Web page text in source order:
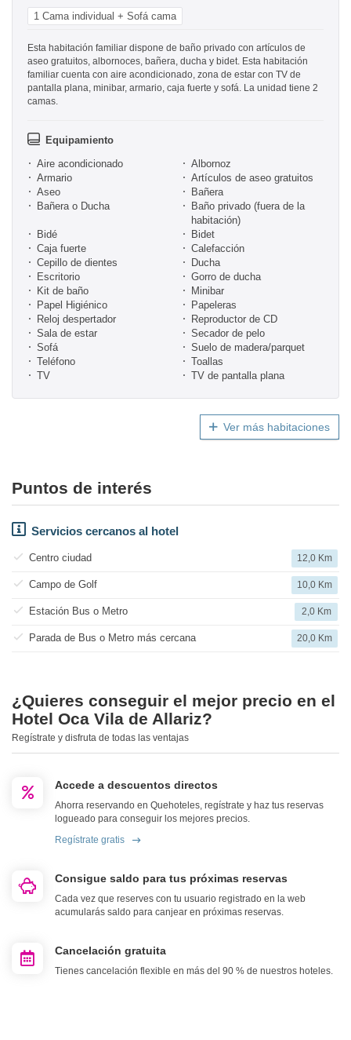
1 Cama individual + Sofá cama
Esta habitación familiar dispone de baño privado con artículos de
aseo gratuitos, albornoces, bañera, ducha y bidet. Esta habitación
familiar cuenta con aire acondicionado, zona de estar con TV de
pantalla plana, minibar, armario, caja fuerte y sofá. La unidad tiene 2
camas.
Equipamiento
Aire acondicionado
Albornoz
Armario
Artículos de aseo gratuitos
Aseo
Bañera
Bañera o Ducha
Baño privado (fuera de la
habitación)
Bidé
Bidet
Caja fuerte
Calefacción
Cepillo de dientes
Ducha
Escritorio
Gorro de ducha
Kit de baño
Minibar
Papel Higiénico
Papeleras
Reloj despertador
Reproductor de CD
Sala de estar
Secador de pelo
Sofá
Suelo de madera/parquet
Teléfono
Toallas
TV
TV de pantalla plana
Ver más habitaciones
Puntos de interés
Servicios cercanos al hotel
Centro ciudad 12,0 Km
Campo de Golf 10,0 Km
Estación Bus o Metro 2,0 Km
Parada de Bus o Metro más cercana 20,0 Km
¿Quieres conseguir el mejor precio en el
Hotel Oca Vila de Allariz?
Regístrate y disfruta de todas las ventajas
Accede a descuentos directos
Ahorra reservando en Quehoteles, regístrate y haz tus reservas
logueado para conseguir los mejores precios.
Regístrate gratis
Consigue saldo para tus próximas reservas
Cada vez que reserves con tu usuario registrado en la web
acumularás saldo para canjear en próximas reservas.
Cancelación gratuita
Tienes cancelación flexible en más del 90 % de nuestros hoteles.